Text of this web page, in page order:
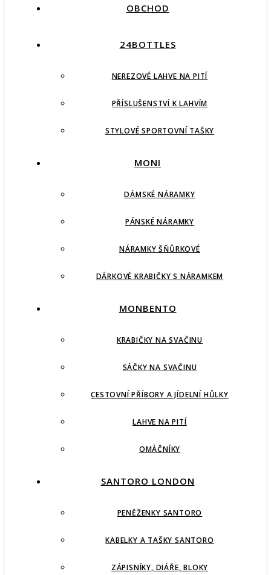
OBCHOD
24BOTTLES
NEREZOVÉ LAHVE NA PITÍ
PŘÍSLUŠENSTVÍ K LAHVÍM
STYLOVÉ SPORTOVNÍ TAŠKY
MONI
DÁMSKÉ NÁRAMKY
PÁNSKÉ NÁRAMKY
NÁRAMKY ŠŇŮRKOVÉ
DÁRKOVÉ KRABIČKY S NÁRAMKEM
MONBENTO
KRABIČKY NA SVAČINU
SÁČKY NA SVAČINU
CESTOVNÍ PŘÍBORY A JÍDELNÍ HŮLKY
LAHVE NA PITÍ
OMÁČNÍKY
SANTORO LONDON
PENĚŽENKY SANTORO
KABELKY A TAŠKY SANTORO
ZÁPISNÍKY, DIÁŘE, BLOKY